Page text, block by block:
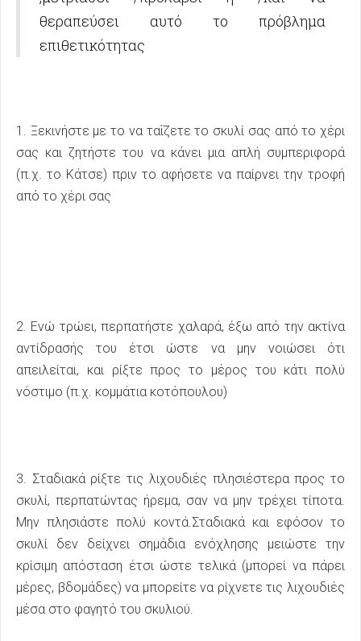
θεραπεύσει αυτό το πρόβλημα
επιθετικότητας
1. Ξεκινήστε με το να ταΐζετε το σκυλί σας από το χέρι
σας και ζητήστε του να κάνει μια απλή συμπεριφορά
(π.χ. το Κάτσε) πριν το αφήσετε να παίρνει την τροφή
από το χέρι σας
2. Ενώ τρώει, περπατήστε χαλαρά, έξω από την ακτίνα
αντίδρασής του έτσι ώστε να μην νοιώσει ότι
απειλείται, και ρίξτε προς το μέρος του κάτι πολύ
νόστιμο (π.χ. κομμάτια κοτόπουλου)
3. Σταδιακά ρίξτε τις λιχουδιές πλησιέστερα προς το
σκυλί, περπατώντας ήρεμα, σαν να μην τρέχει τίποτα.
Μην πλησιάστε πολύ κοντά.Σταδιακά και εφόσον το
σκυλί δεν δείχνει σημάδια ενόχλησης μειώστε την
κρίσιμη απόσταση έτσι ώστε τελικά (μπορεί να πάρει
μέρες, βδομάδες) να μπορείτε να ρίχνετε τις λιχουδιές
μέσα στο φαγητό του σκυλιού.